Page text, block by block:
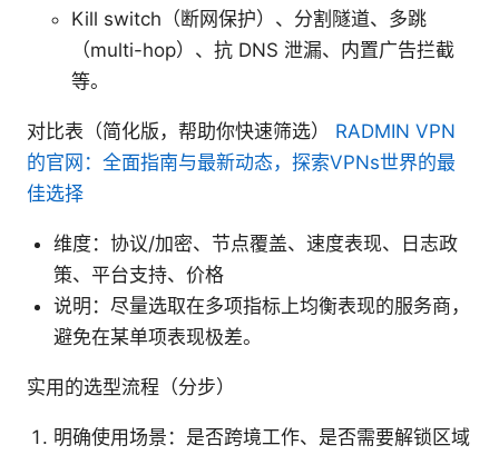
Kill switch（断网保护）、分割隧道、多跳
（multi-hop）、抗 DNS 泄漏、内置广告拦截
等。
对比表（简化版，帮助你快速筛选） RADMIN VPN
的官网：全面指南与最新动态，探索VPNs世界的最
佳选择
维度：协议/加密、节点覆盖、速度表现、日志政
策、平台支持、价格
说明：尽量选取在多项指标上均衡表现的服务商，
避免在某单项表现极差。
实用的选型流程（分步）
明确使用场景：是否跨境工作、是否需要解锁区域